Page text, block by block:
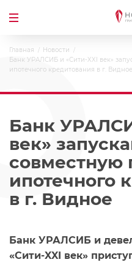
Главная
Новости
Банк УРАЛСИБ и «Сити-XXI век»
ипотечного кредитования в г. Видное
Банк
век»
совместную
ипотечного
в г. Видное
Банк УРАЛСИБ и
«Сити-XXI век»